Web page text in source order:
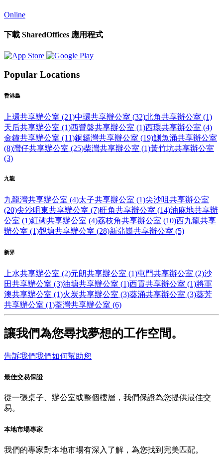
Online
下載 SharedOffices 應用程式
Popular Locations
香港島
上環共享辦公室 (21)中環共享辦公室 (32)北角共享辦公室 (1)
天后共享辦公室 (1)西營盤共享辦公室 (1)西環共享辦公室 (4)
金鐘共享辦公室 (11)銅鑼灣共享辦公室 (19)鰂魚涌共享辦公室
(8)灣仔共享辦公室 (25)柴灣共享辦公室 (1)黃竹坑共享辦公室
(3)
九龍
九龍灣共享辦公室 (4)太子共享辦公室 (1)尖沙咀共享辦公室
(20)尖沙咀東共享辦公室 (7)旺角共享辦公室 (14)油麻地共享辦
公室 (1)紅磡共享辦公室 (4)荔枝角共享辦公室 (10)西九龍共享
辦公室 (1)觀塘共享辦公室 (28)新蒲崗共享辦公室 (5)
新界
上水共享辦公室 (2)元朗共享辦公室 (1)屯門共享辦公室 (2)沙
田共享辦公室 (3)油塘共享辦公室 (1)西貢共享辦公室 (1)將軍
澳共享辦公室 (1)火炭共享辦公室 (3)葵涌共享辦公室 (3)葵芳
共享辦公室 (1)荃灣共享辦公室 (6)
讓我們為您尋找夢想的工作空間。
告訴我們我們如何幫助您
最佳交易保證
從一張桌子、辦公室或整個樓層，我們保證為您提供最佳交
易。
本地市場專家
我們的專家對本地市場有深入了解，為您找到完美匹配。